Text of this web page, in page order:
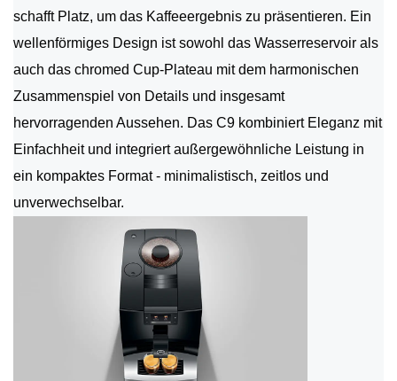
schafft Platz, um das Kaffeeergebnis zu präsentieren. Ein
wellenförmiges Design ist sowohl das Wasserreservoir als
auch das chromed Cup-Plateau mit dem harmonischen
Zusammenspiel von Details und insgesamt
hervorragenden Aussehen. Das C9 kombiniert Eleganz mit
Einfachheit und integriert außergewöhnliche Leistung in
ein kompaktes Format - minimalistisch, zeitlos und
unverwechselbar.